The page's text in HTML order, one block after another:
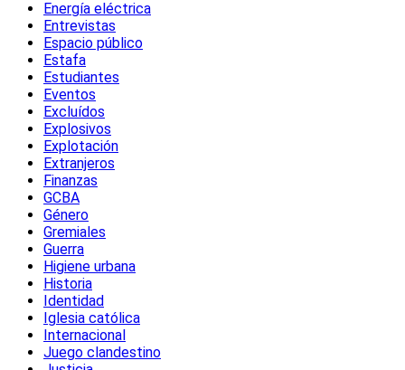
Energía eléctrica
Entrevistas
Espacio público
Estafa
Estudiantes
Eventos
Excluídos
Explosivos
Explotación
Extranjeros
Finanzas
GCBA
Género
Gremiales
Guerra
Higiene urbana
Historia
Identidad
Iglesia católica
Internacional
Juego clandestino